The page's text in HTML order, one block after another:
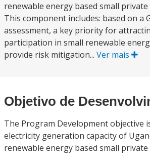
renewable energy based small
This component includes: based on a
assessment, a key priority for
participation in small renewable
provide risk mitigation... Ver mais
Objetivo de
The Program Development objective
electricity generation capacity of
renewable energy based small